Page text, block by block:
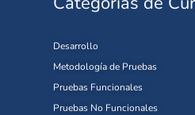
Desarrollo
Metodología de Pruebas
Pruebas Funcionales
Pruebas No Funcionales